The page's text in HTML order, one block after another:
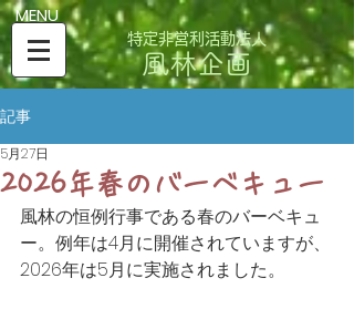
​MENU
特定非営利活動法人
風林企画
記事
2026年春のバーベキュー
5月27日
風林の恒例行事である春のバーベキュ
ー。例年は4月に開催されていますが、
2026年は5月に実施されました。